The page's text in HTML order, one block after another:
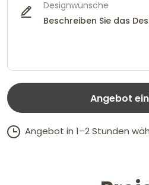
Designwünsche
Angebot
Angebot in 1–2 Stunden